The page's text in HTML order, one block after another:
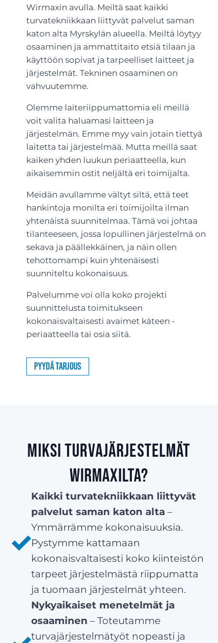
Wirmaxin avulla. Meiltä saat kaikki
turvatekniikkaan liittyvät palvelut saman
katon alta Myrskylän alueella. Meiltä löytyy
osaaminen ja ammattitaito etsiä tilaan ja
käyttöön sopivat ja tarpeelliset laitteet ja
järjestelmät. Tekninen osaaminen on
vahvuutemme.
Olemme laiteriippumattomia eli meillä
voit valita haluamasi laitteen ja
järjestelmän. Emme myy vain jotain tiettyä
laitetta tai järjestelmää. Mutta meillä saat
kaiken yhden luukun periaatteella, kun
aikaisemmin ostit neljältä eri toimijalta.
Meidän avullamme vältyt siltä, että teet
hankintoja monilta eri toimijoilta ilman
yhtenäistä suunnitelmaa. Tämä voi johtaa
tilanteeseen, jossa lopullinen järjestelmä on
sekava ja päällekkäinen, ja näin ollen
tehottomampi kuin yhtenäisesti
suunniteltu kokonaisuus.
Palvelumme voi olla koko projekti
suunnittelusta toimitukseen
kokonaisvaltaisesti avaimet käteen -
periaatteella tai osia siitä.
Pyydä tarjous
Miksi turvajärjestelmät
Wirmaxilta?
Kaikki turvatekniikkaan liittyvät
palvelut saman katon alta –
Ymmärrämme kokonaisuuksia.
Pystymme kattamaan
kokonaisvaltaisesti koko kiinteistön
tarpeet järjestelmästä riippumatta
ja tuomaan järjestelmät yhteen.
Nykyaikaiset menetelmät ja
osaaminen – Toteutamme
turvajärjestelmätyöt nopeasti ja